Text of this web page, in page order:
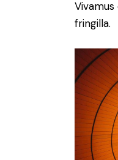
fringilla.